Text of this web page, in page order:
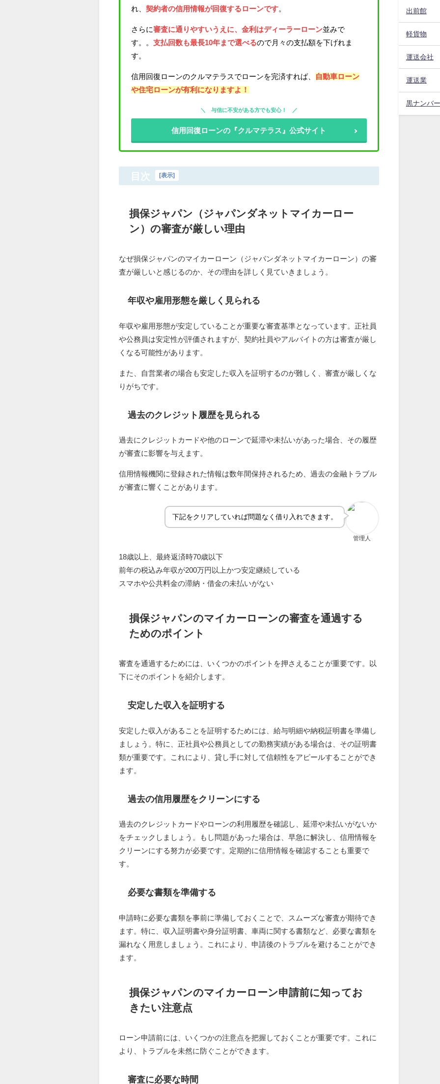
れ、契約者の信用情報が回復するローンです。
さらに審査に通りやすいうえに、金利はディーラーローン並みで
す。。支払回数も最長10年まで選べるので月々の支払額を下げれま
す。
信用回復ローンのクルマテラスでローンを完済すれば、
自動車ローン
や住宅ローンが有利になりますよ！
与信に不安がある方でも安心！
信用回復ローンの『クルマテラス』公式サイト
目次 [表示]
損保ジャパン（ジャパンダネットマイカーロー
ン）の審査が厳しい理由
なぜ損保ジャパンのマイカーローン（ジャパンダネットマイカーローン）の審
査が厳しいと感じるのか、その理由を詳しく見ていきましょう。
年収や雇用形態を厳しく見られる
年収や雇用形態が安定していることが重要な審査基準となっています。正社員
や公務員は安定性が評価されますが、契約社員やアルバイトの方は審査が厳し
くなる可能性があります。
また、自営業者の場合も安定した収入を証明するのが難しく、審査が厳しくな
りがちです。
過去のクレジット履歴を見られる
過去にクレジットカードや他のローンで延滞や未払いがあった場合、その履歴
が審査に影響を与えます。
信用情報機関に登録された情報は数年間保持されるため、過去の金融トラブル
が審査に響くことがあります。
管理人
下記をクリアしていれば問題なく借り入れできます。
18歳以上、最終返済時70歳以下
前年の税込み年収が200万円以上かつ安定継続している
スマホや公共料金の滞納・借金の未払いがない
損保ジャパンのマイカーローンの審査を通過する
ためのポイント
審査を通過するためには、いくつかのポイントを押さえることが重要です。以
下にそのポイントを紹介します。
安定した収入を証明する
安定した収入があることを証明するためには、給与明細や納税証明書を準備し
ましょう。特に、正社員や公務員としての勤務実績がある場合は、その証明書
類が重要です。これにより、貸し手に対して信頼性をアピールすることができ
ます。
過去の信用履歴をクリーンにする
過去のクレジットカードやローンの利用履歴を確認し、延滞や未払いがないか
をチェックしましょう。もし問題があった場合は、早急に解決し、信用情報を
クリーンにする努力が必要です。定期的に信用情報を確認することも重要で
す。
必要な書類を準備する
申請時に必要な書類を事前に準備しておくことで、スムーズな審査が期待でき
ます。特に、収入証明書や身分証明書、車両に関する書類など、必要な書類を
漏れなく用意しましょう。これにより、申請後のトラブルを避けることができ
ます。
損保ジャパンのマイカーローン申請前に知ってお
きたい注意点
ローン申請前には、いくつかの注意点を把握しておくことが重要です。これに
より、トラブルを未然に防ぐことができます。
審査に必要な時間
出前館
軽貨物
運送会社
運送業
黒ナンバー